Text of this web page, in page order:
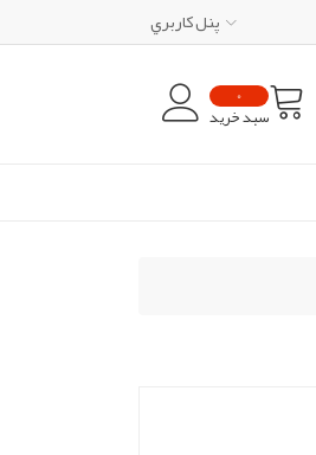
پنل کاربري
0
سبد خرید